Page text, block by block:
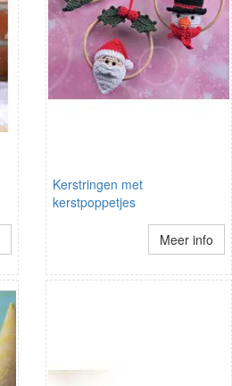
Kerstringen met
kerstpoppetjes
Meer info